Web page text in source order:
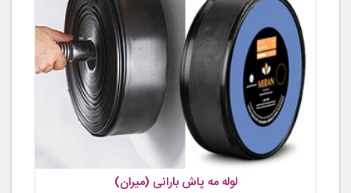
لوله مه پاش بارانی (میران)